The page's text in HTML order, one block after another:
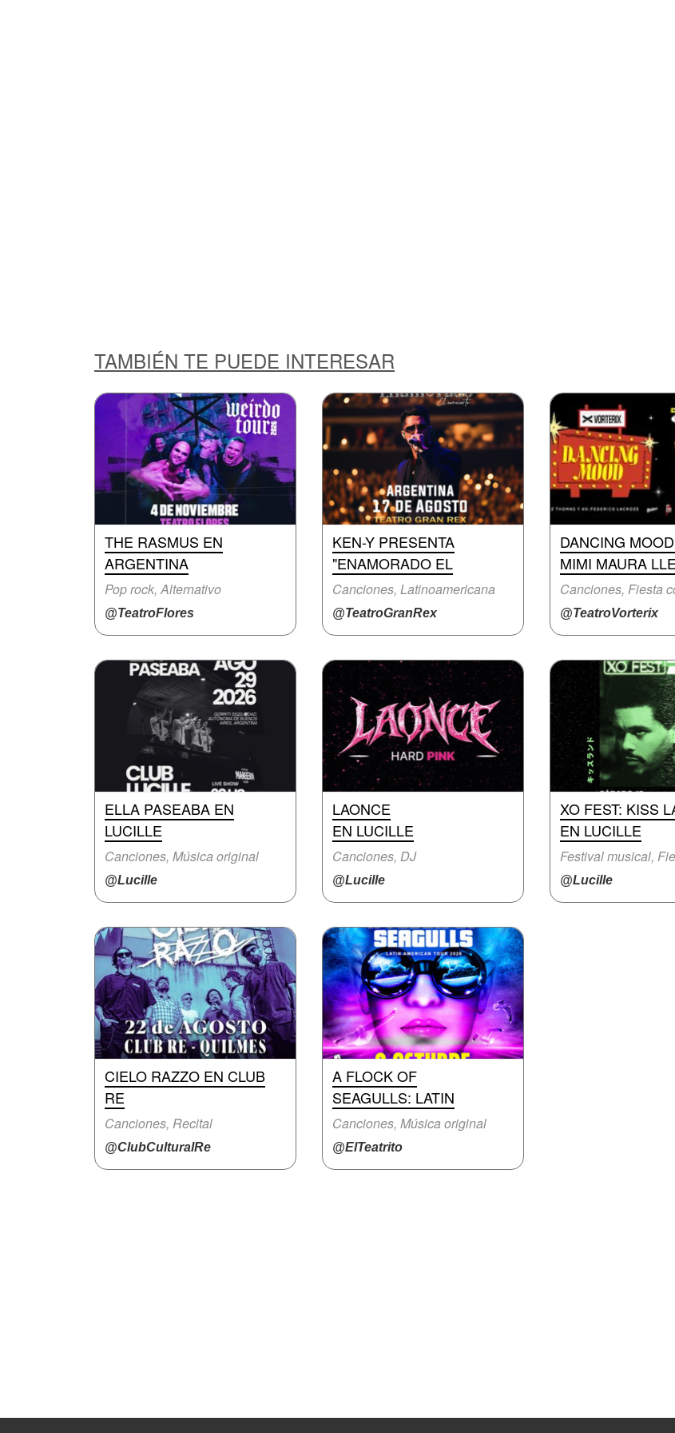
TAMBIÉN TE PUEDE INTERESAR
THE RASMUS EN
ARGENTINA
Pop rock, Alternativo
@TeatroFlores
KEN-Y PRESENTA
"ENAMORADO EL
Canciones, Latinoamericana
@TeatroGranRex
DANCING
MIMI MAURA
@TeatroVorterix
ELLA PASEABA EN
LUCILLE
Canciones, Música original
@Lucille
LAONCE
EN LUCILLE
Canciones, DJ
@Lucille
XO FEST: KISS
EN LUCILLE
@Lucille
CIELO RAZZO EN CLUB
RE
Canciones, Recital
@ClubCulturalRe
A FLOCK OF
SEAGULLS: LATIN
Canciones, Música original
@ElTeatrito